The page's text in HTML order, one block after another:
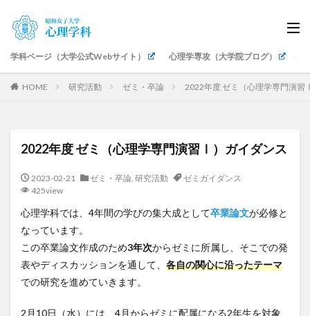
学科ページ（大学公式Webサイト） 心理学専攻（大学院ブログ）
HOME 研究活動 ゼミ・卒論 2022年度 ゼミ（心理学専門演
2022年度 ゼミ（心理学専門演習Ⅰ）ガイダンス
2023-02-21 ゼミ・卒論, 研究活動
ゼミガイダンス
425view
心理学科では、4年間の学びの集大成として卒業論文が必修と
なっています。
この卒業論文作成のため3年次からゼミに所属し、そこでの発
表やディスカッションを通して、 各自の関心に沿ったテーマ
での研究を進めていきます。
2月10日（水）には、4月からゼミに配属になる2年生を対象